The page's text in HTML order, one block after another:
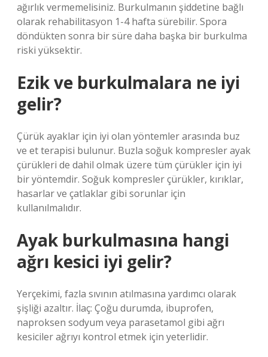
ağırlık vermemelisiniz. Burkulmanın şiddetine bağlı
olarak rehabilitasyon 1-4 hafta sürebilir. Spora
döndükten sonra bir süre daha başka bir burkulma
riski yüksektir.
Ezik ve burkulmalara ne iyi
gelir?
Çürük ayaklar için iyi olan yöntemler arasında buz
ve et terapisi bulunur. Buzla soğuk kompresler ayak
çürükleri de dahil olmak üzere tüm çürükler için iyi
bir yöntemdir. Soğuk kompresler çürükler, kırıklar,
hasarlar ve çatlaklar gibi sorunlar için
kullanılmalıdır.
Ayak burkulmasına hangi
ağrı kesici iyi gelir?
Yerçekimi, fazla sıvının atılmasına yardımcı olarak
şişliği azaltır. İlaç: Çoğu durumda, ibuprofen,
naproksen sodyum veya parasetamol gibi ağrı
kesiciler ağrıyı kontrol etmek için yeterlidir.